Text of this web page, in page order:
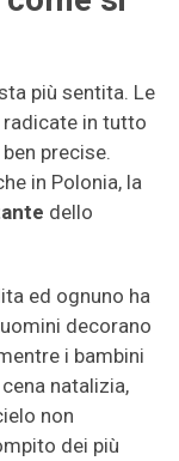
più sentita. Le
in tutto
precise.
in Polonia, la
dello
ed ognuno ha
decorano
i bambini
natalizia,
non
dei più